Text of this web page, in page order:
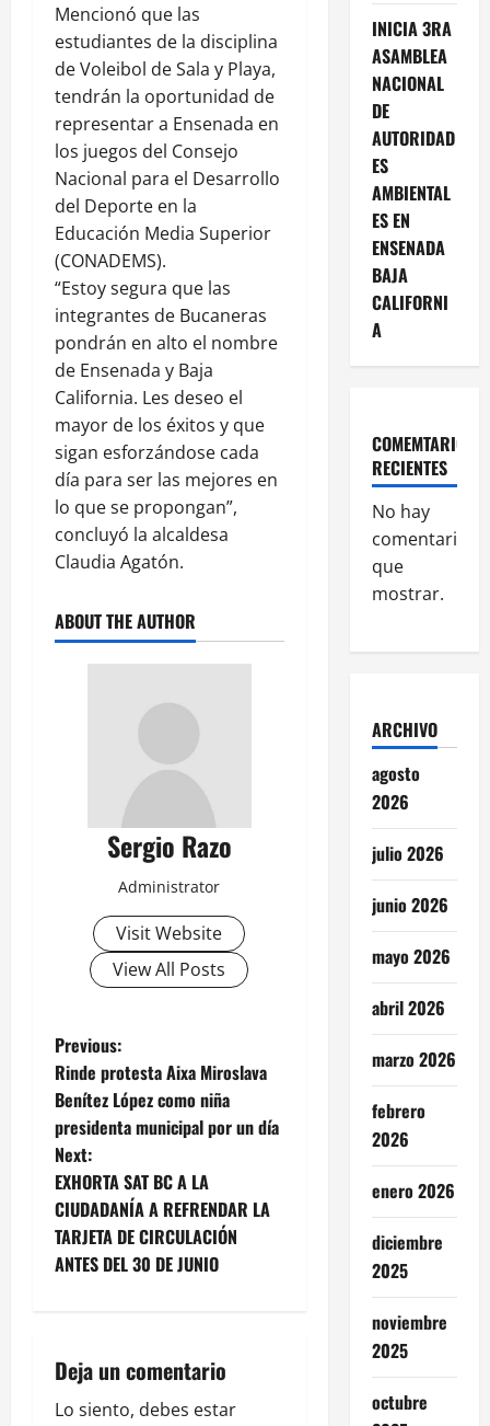
Mencionó que las
estudiantes de la disciplina
de Voleibol de Sala y Playa,
tendrán la oportunidad de
representar a Ensenada en
los juegos del Consejo
Nacional para el Desarrollo
del Deporte en la
Educación Media Superior
(CONADEMS).
“Estoy segura que las
integrantes de Bucaneras
pondrán en alto el nombre
de Ensenada y Baja
California. Les deseo el
mayor de los éxitos y que
sigan esforzándose cada
día para ser las mejores en
lo que se propongan”,
concluyó la alcaldesa
Claudia Agatón.
ABOUT THE AUTHOR
Sergio Razo
Administrator
Visit Website
View All Posts
P
o
s
t
n
a
i
Previous:
Rinde protesta Aixa Miroslava
Benítez López como niña
presidenta municipal por un día
Next:
EXHORTA SAT BC A LA
CIUDADANÍA A REFRENDAR LA
TARJETA DE CIRCULACIÓN
ANTES DEL 30 DE JUNIO
Deja un comentario
Lo siento, debes estar
INICIA 3RA
ASAMBLEA
NACIONAL
DE
AUTORIDAD
ES
AMBIENTAL
ES EN
ENSENADA
BAJA
CALIFORNI
A
COMEMTARIOS
RECIENTES
No hay
comentarios
que
mostrar.
ARCHIVO
agosto
2026
julio 2026
junio 2026
mayo 2026
abril 2026
marzo 2026
febrero
2026
enero 2026
diciembre
2025
noviembre
2025
octubre